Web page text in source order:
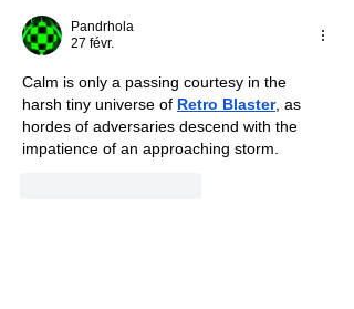
Pandrhola
27 févr.
Calm is only a passing courtesy in the
harsh tiny universe of Retro Blaster, as
hordes of adversaries descend with the
impatience of an approaching storm.